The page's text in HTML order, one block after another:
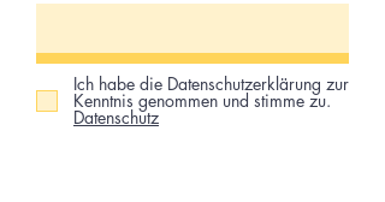
Ich habe die Datenschutzerklärung zur
Kenntnis genommen und stimme zu.
Datenschutz